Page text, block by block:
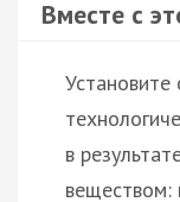
Вместе с
в
веществом: